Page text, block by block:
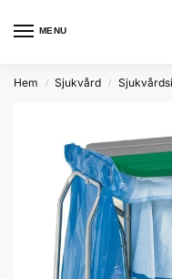
MENU
Hem / Sjukvård /